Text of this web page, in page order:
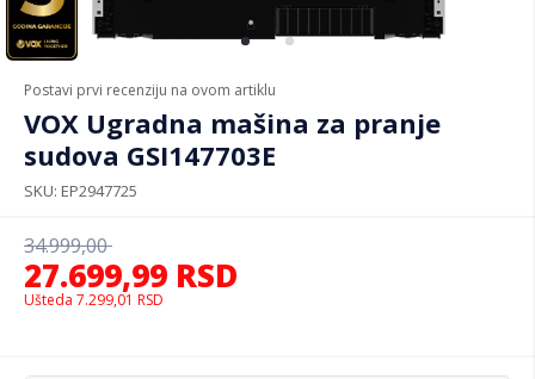
Postavi prvi recenziju na ovom artiklu
VOX Ugradna mašina za pranje
sudova GSI147703E
SKU EP2947725
27.699,99 RSD
34.999,00
Ušteda 7.299,01 RSD